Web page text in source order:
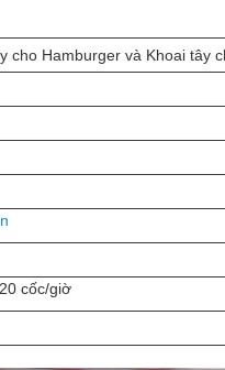
cho Hamburger và Khoai
cốc/giờ